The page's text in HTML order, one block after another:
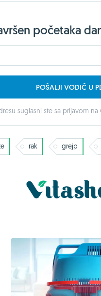
početaka
POŠALJI VODIČ U
suglasni ste sa prijavom na
rak grejp